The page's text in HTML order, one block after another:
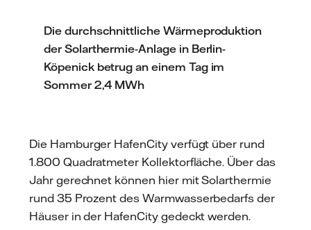
Die durchschnittliche Wärmeproduktion
der Solarthermie-Anlage in Berlin-
Köpenick betrug an einem Tag im
Sommer 2,4 MWh
Die Hamburger HafenCity verfügt über rund
1.800 Quadratmeter Kollektorfläche. Über das
Jahr gerechnet können hier mit Solarthermie
rund 35 Prozent des Warmwasserbedarfs der
Häuser in der HafenCity gedeckt werden.